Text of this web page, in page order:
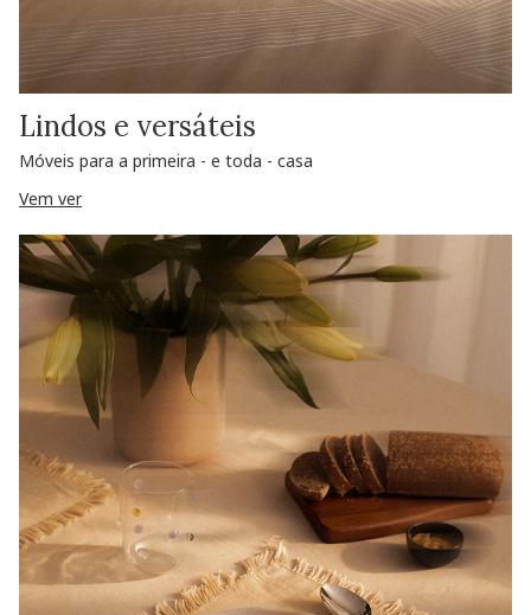
Lindos e versáteis
Móveis para a primeira - e toda - casa
Vem ver